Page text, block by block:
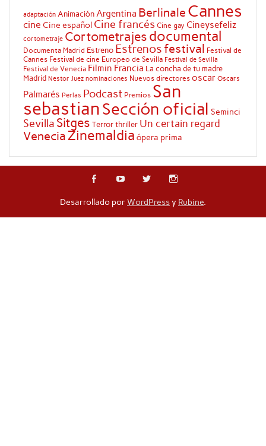
adaptación AnimaciónArgentina Berlinale Cannes
cine Cine español Cine francés Cine gay Cineysefeliz
cortometraje Cortometrajes documental
Documenta Madrid Estreno Estrenos festival Festival de
Cannes Festival de cine Europeo de Sevilla Festival de Sevilla
Festival de Venecia Filmin Francia La concha de tu madre
Madrid Nestor Juez nominaciones Nuevos directores oscar Oscars
Palmarés Perlas Podcast Premios San
sebastianSección oficial Seminci
Sevilla Sitges Terrorthriller Un certain regard
Venecia Zinemaldia ópera prima
Desarrollado por WordPressy Rubine